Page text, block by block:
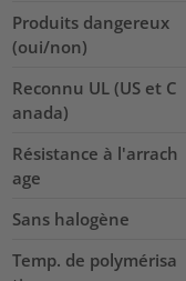
Produits dangereux
(oui/non)
Reconnu UL (US et C
anada)
Résistance à l'arrach
age
Sans halogène
Temp. de polymérisa